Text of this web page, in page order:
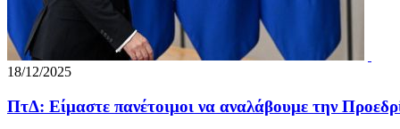
18/12/2025
ΠτΔ: Είμαστε πανέτοιμοι να αναλάβουμε την